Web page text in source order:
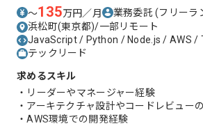
〜135万円／月 業務委託(フリーラ
浜松町(東京都)/一部リモート
JavaScript / Python / Node.js / AWS /
テックリード
求めるスキル
・リーダーやマネージャー経験
・アーキテクチャ設計やコードレビュー
・AWS環境での開発経験